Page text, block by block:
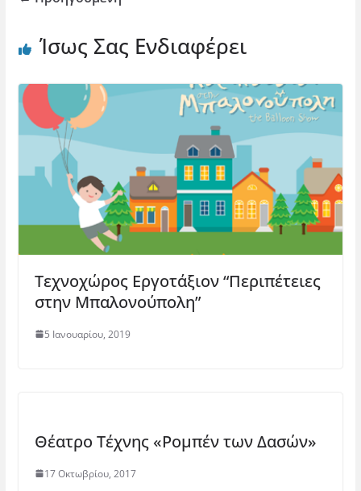
Ίσως Σας Ενδιαφέρει
Τεχνοχώρος Εργοτάξιον “Περιπέτειες
στην Μπαλονούπολη”
5 Ιανουαρίου, 2019
Θέατρο Τέχνης «Ρομπέν των Δασών»
17 Οκτωβρίου, 2017